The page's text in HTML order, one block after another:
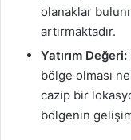
olanaklar
artırmaktadır.
Yatırım Değeri:
bölge olması
cazip bir
bölgenin